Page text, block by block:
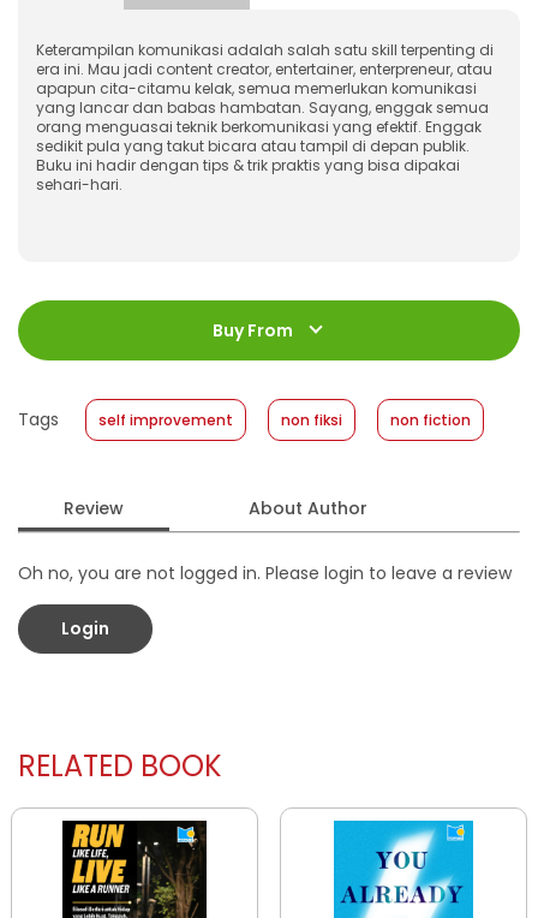
Keterampilan komunikasi adalah salah satu skill terpenting di
era ini. Mau jadi content creator, entertainer, enterpreneur, atau
apapun cita-citamu kelak, semua memerlukan komunikasi
yang lancar dan babas hambatan. Sayang, enggak semua
orang menguasai teknik berkomunikasi yang efektif. Enggak
sedikit pula yang takut bicara atau tampil di depan publik.
Buku ini hadir dengan tips & trik praktis yang bisa dipakai
sehari-hari.
ISBN :
978-623-03-1276-2
128 halaman
Size
:
13 x 19
Format
: Softcover
Buy From
Tags self improvement non fiksi non fiction
Review About Author
Oh no, you are not logged in. Please login to leave a review
Login
RELATED BOOK